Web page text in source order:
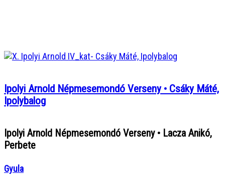
Ipolyi Arnold Népmesemondó Verseny • Csáky Máté,
Ipolybalog
Ipolyi Arnold Népmesemondó Verseny • Lacza Anikó,
Perbete
Gyula